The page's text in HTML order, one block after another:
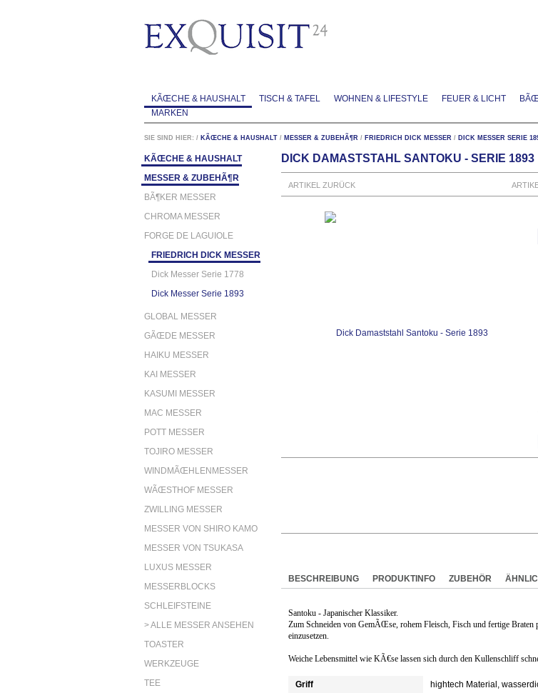
KÃŒCHE & HAUSHALT TISCH & TAFEL WOHNEN & LIFESTYLE FEUER & LICHT
MARKEN
SIE SIND HIER: / KÃŒCHE & HAUSHALT / MESSER & ZUBEHÃ¶R / FRIEDRICH DICK MESSER / DICK MESSER SERIE
KÃŒCHE & HAUSHALT
MESSER & ZUBEHÃ¶R
BÃ¶KER MESSER
CHROMA MESSER
FORGE DE LAGUIOLE
FRIEDRICH DICK MESSER
Dick Messer Serie 1778
Dick Messer Serie 1893
GLOBAL MESSER
GÃŒDE MESSER
HAIKU MESSER
KAI MESSER
KASUMI MESSER
MAC MESSER
POTT MESSER
TOJIRO MESSER
WINDMÃŒHLENMESSER
WÃŒSTHOF MESSER
ZWILLING MESSER
MESSER VON SHIRO KAMO
MESSER VON TSUKASA
LUXUS MESSER
MESSERBLOCKS
SCHLEIFSTEINE
> ALLE MESSER ANSEHEN
TOASTER
WERKZEUGE
TEE
DICK DAMASTSTAHL SANTOKU - SERIE 1893
ARTIKEL ZURÜCK
BESCHREIBUNG PRODUKTINFO ZUBEHÖR
Santoku - Japanischer Klassiker.
Zum Schneiden von GemÃŒse, rohem Fleisch, Fisch und fertige
einzusetzen.
Weiche Lebensmittel wie KÃ€se lassen sich durch den Kullenschliff
Griff
hightech Material,